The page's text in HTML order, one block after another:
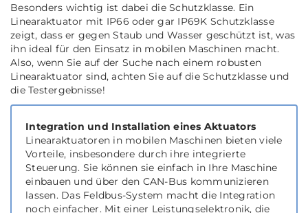
Besonders wichtig ist dabei die Schutzklasse. Ein
Linearaktuator mit IP66 oder gar IP69K Schutzklasse
zeigt, dass er gegen Staub und Wasser geschützt ist, was
ihn ideal für den Einsatz in mobilen Maschinen macht.
Also, wenn Sie auf der Suche nach einem robusten
Linearaktuator sind, achten Sie auf die Schutzklasse und
die Testergebnisse!
Integration und Installation eines Aktuators
Linearaktuatoren in mobilen Maschinen bieten viele
Vorteile, insbesondere durch ihre integrierte
Steuerung. Sie können sie einfach in Ihre Maschine
einbauen und über den CAN-Bus kommunizieren
lassen. Das Feldbus-System macht die Integration
noch einfacher. Mit einer Leistungselektronik, die